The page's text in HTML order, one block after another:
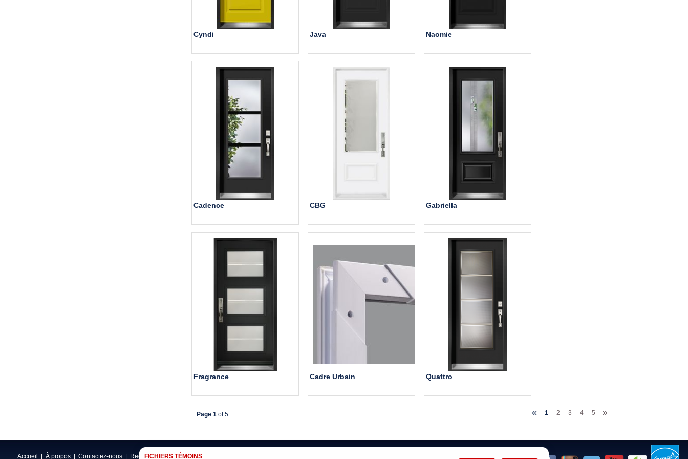
FICHIERS TÉMOINS
Cyndi Java Naomie
Cadence CBG Gabriella
Fragrance Cadre Urbain Quattro
« 1 2 3 4 5 »
Page 1 of 5
Accueil À propos Contactez-nous Recherche